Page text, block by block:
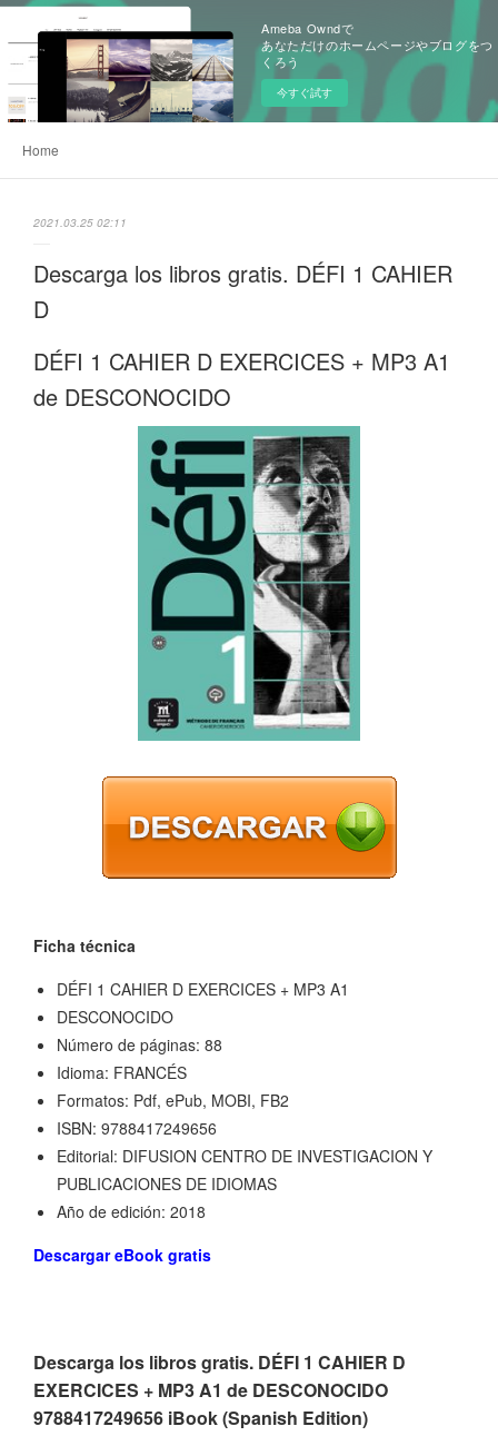
Ameba Owndで
あなただけのホームページやブログをつ
くろう
今すぐ試す
Home
2021.03.25 02:11
Descarga los libros gratis. DÉFI 1 CAHIER
D
DÉFI 1 CAHIER D EXERCICES + MP3 A1
de DESCONOCIDO
Ficha técnica
DÉFI 1 CAHIER D EXERCICES + MP3 A1
DESCONOCIDO
Número de páginas: 88
Idioma: FRANCÉS
Formatos: Pdf, ePub, MOBI, FB2
ISBN: 9788417249656
Editorial: DIFUSION CENTRO DE INVESTIGACION Y
PUBLICACIONES DE IDIOMAS
Año de edición: 2018
Descargar eBook gratis
Descarga los libros gratis. DÉFI 1 CAHIER D
EXERCICES + MP3 A1 de DESCONOCIDO
9788417249656 iBook (Spanish Edition)